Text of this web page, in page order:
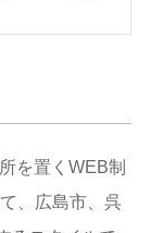
を置くWEB制
、広島市、呉